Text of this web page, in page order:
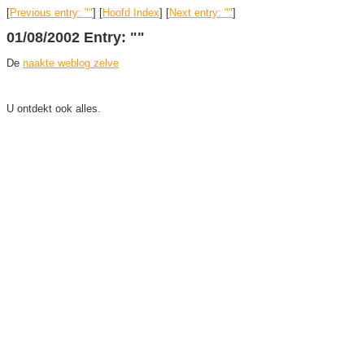
[Previous entry: ""] [Hoofd Index] [Next entry: ""]
01/08/2002 Entry: ""
De naakte weblog zelve
U ontdekt ook alles.